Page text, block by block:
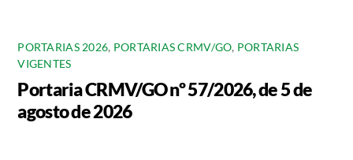
PORTARIAS 2026, PORTARIAS CRMV/GO, PORTARIAS
VIGENTES
Portaria CRMV/GO nº 57/2026, de 5 de
agosto de 2026